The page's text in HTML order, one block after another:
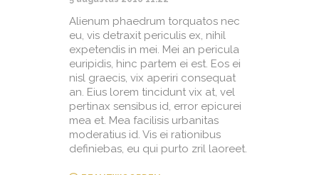
Alienum phaedrum torquatos nec
eu, vis detraxit periculis ex, nihil
expetendis in mei. Mei an pericula
euripidis, hinc partem ei est. Eos ei
nisl graecis, vix aperiri consequat
an. Eius lorem tincidunt vix at, vel
pertinax sensibus id, error epicurei
mea et. Mea facilisis urbanitas
moderatius id. Vis ei rationibus
definiebas, eu qui purto zril laoreet.